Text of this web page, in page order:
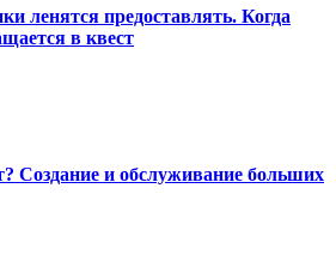
ленятся предоставлять. Когда
в квест
Создание и обслуживание больших